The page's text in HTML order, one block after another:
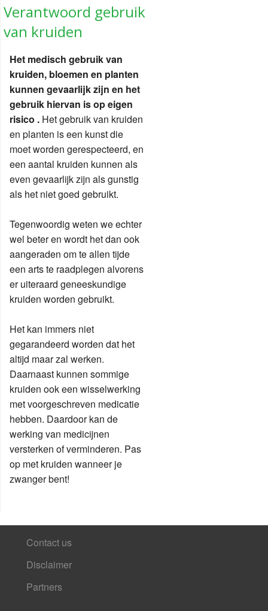
Verantwoord gebruik
van kruiden
Het medisch gebruik van
kruiden, bloemen en planten
kunnen gevaarlijk zijn en het
gebruik hiervan is op eigen
risico . Het gebruik van kruiden
en planten is een kunst die
moet worden gerespecteerd, en
een aantal kruiden kunnen als
even gevaarlijk zijn als gunstig
als het niet goed gebruikt.
Tegenwoordig weten we echter
wel beter en wordt het dan ook
aangeraden om te allen tijde
een arts te raadplegen alvorens
er uiteraard geneeskundige
kruiden worden gebruikt.
Het kan immers niet
gegarandeerd worden dat het
altijd maar zal werken.
Daarnaast kunnen sommige
kruiden ook een wisselwerking
met voorgeschreven medicatie
hebben. Daardoor kan de
werking van medicijnen
versterken of verminderen. Pas
op met kruiden wanneer je
zwanger bent!
Contact us
Disclaimer
Partners